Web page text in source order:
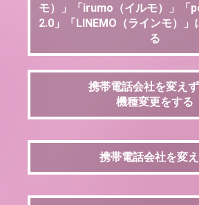
モ）」「irumo（イルモ）」「
2.0」「LINEMO（ラインモ）」
る
携帯電話会社を変えず
機種変更をする
携帯電話会社を変